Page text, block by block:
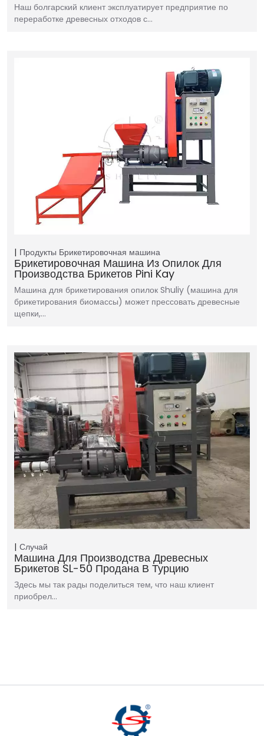
Наш болгарский клиент эксплуатирует предприятие по
переработке древесных отходов с…
Продукты Брикетировочная машина
Брикетировочная Машина Из Опилок Для
Производства Брикетов Pini Kay
Машина для брикетирования опилок Shuliy (машина для
брикетирования биомассы) может прессовать древесные
щепки,…
Случай
Машина Для Производства Древесных
Брикетов SL-50 Продана В Турцию
Здесь мы так рады поделиться тем, что наш клиент
приобрел…